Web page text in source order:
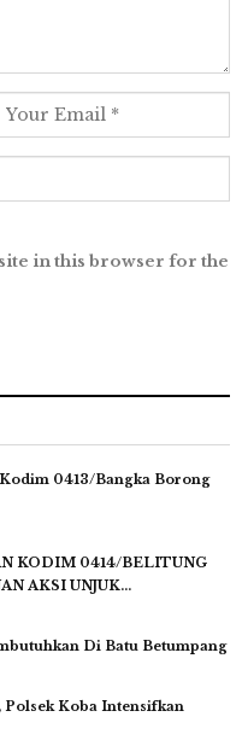
in this browser for the
0413/Bangka Borong
KODIM 0414/BELITUNG
AKSI UNJUK…
Di Batu Betumpang
Polsek Koba Intensifkan